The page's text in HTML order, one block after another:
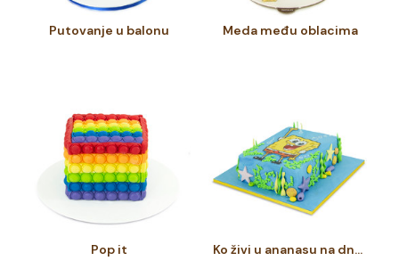
Putovanje u balonu Meda među oblacima
Pop it Ko živi u ananasu na dnu mora